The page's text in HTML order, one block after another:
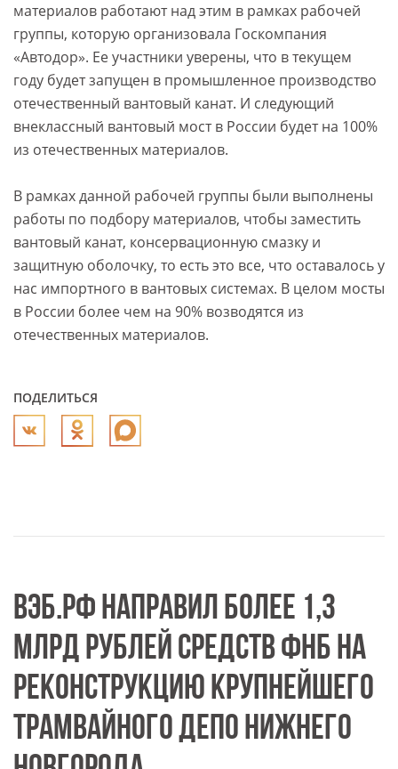
материалов работают над этим в рамках рабочей
группы, которую организовала Госкомпания
«Автодор». Ее участники уверены, что в текущем
году будет запущен в промышленное производство
отечественный вантовый канат. И следующий
внеклассный вантовый мост в России будет на 100%
из отечественных материалов.
В рамках данной рабочей группы были выполнены
работы по подбору материалов, чтобы заместить
вантовый канат, консервационную смазку и
защитную оболочку, то есть это все, что оставалось у
нас импортного в вантовых системах. В целом мосты
в России более чем на 90% возводятся из
отечественных материалов.
ПОДЕЛИТЬСЯ
ВЭБ.РФ НАПРАВИЛ БОЛЕЕ 1,3
МЛРД РУБЛЕЙ СРЕДСТВ ФНБ НА
РЕКОНСТРУКЦИЮ КРУПНЕЙШЕГО
ТРАМВАЙНОГО ДЕПО НИЖНЕГО